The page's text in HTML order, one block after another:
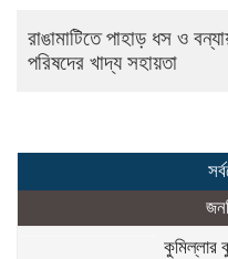
রাঙামাটিতে পাহাড় ধস ও
পরিষদের খাদ্য সহায়তা
কুমিল্লার